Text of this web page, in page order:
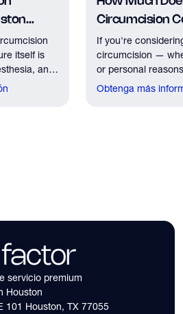
itself is
and
and short
Circumcision
Houston?
If you're
circumcision —
or personal
the first practical
Obtenga más
servicio premium
Houston
101 Houston, TX 77055